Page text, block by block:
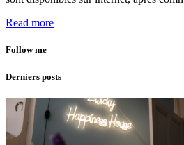
Read more
Follow me
Derniers posts